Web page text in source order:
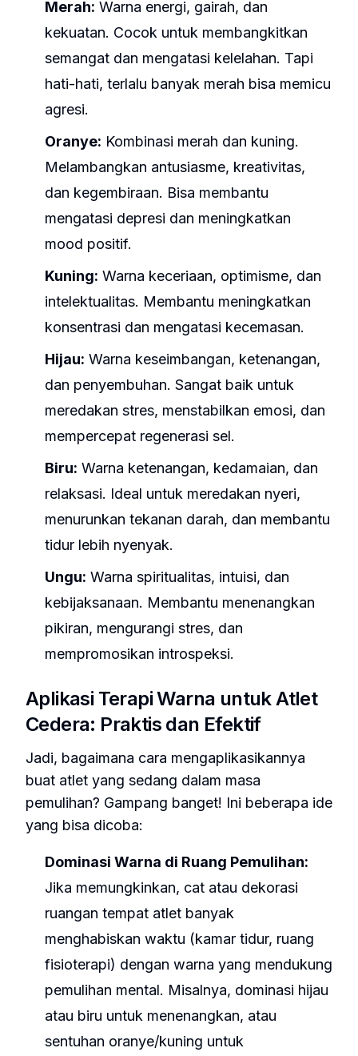
Merah: Warna energi, gairah, dan
kekuatan. Cocok untuk membangkitkan
semangat dan mengatasi kelelahan. Tapi
hati-hati, terlalu banyak merah bisa memicu
agresi.
Oranye: Kombinasi merah dan kuning.
Melambangkan antusiasme, kreativitas,
dan kegembiraan. Bisa membantu
mengatasi depresi dan meningkatkan
mood positif.
Kuning: Warna keceriaan, optimisme, dan
intelektualitas. Membantu meningkatkan
konsentrasi dan mengatasi kecemasan.
Hijau: Warna keseimbangan, ketenangan,
dan penyembuhan. Sangat baik untuk
meredakan stres, menstabilkan emosi, dan
mempercepat regenerasi sel.
Biru: Warna ketenangan, kedamaian, dan
relaksasi. Ideal untuk meredakan nyeri,
menurunkan tekanan darah, dan membantu
tidur lebih nyenyak.
Ungu: Warna spiritualitas, intuisi, dan
kebijaksanaan. Membantu menenangkan
pikiran, mengurangi stres, dan
mempromosikan introspeksi.
Aplikasi Terapi Warna untuk Atlet
Cedera: Praktis dan Efektif
Jadi, bagaimana cara mengaplikasikannya
buat atlet yang sedang dalam masa
pemulihan? Gampang banget! Ini beberapa ide
yang bisa dicoba:
Dominasi Warna di Ruang Pemulihan:
Jika memungkinkan, cat atau dekorasi
ruangan tempat atlet banyak
menghabiskan waktu (kamar tidur, ruang
fisioterapi) dengan warna yang mendukung
pemulihan mental. Misalnya, dominasi hijau
atau biru untuk menenangkan, atau
sentuhan oranye/kuning untuk